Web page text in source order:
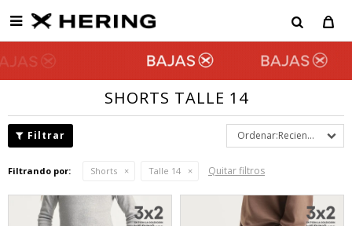

SHORTS TALLE 14
Recientes
Filtrando por: Shorts Talle 14 Quitar filtros